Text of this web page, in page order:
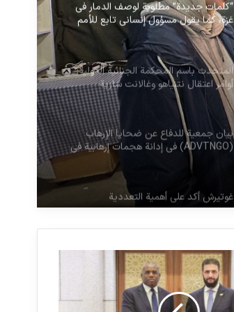
“كلمات جديدة” مطلوبة لوصف الدمار في
غزة، كما يقول مسؤول إنساني تابع للأمم
المتحدة
المتحدث باسم المحكمة الجنائية الدولية:
أوامر اعتقال نتنياهو وغالانت سارية
بيان جمعية للدفاع عن ضحايا الإرهاب
(ADVTNGO) في إدانة هجمات إرهابية في
مدينة أهواز
غوتيرش أكد على أهمية التعددية
موجة غضب ضد رئيس الوزراء الألباني بعد
زيارته للأراضي المحتلة